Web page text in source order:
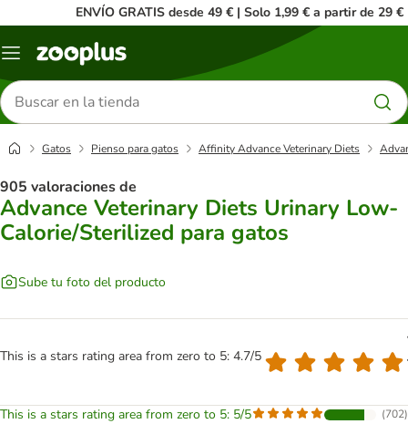
ENVÍO GRATIS desde 49 € | Solo 1,99 € a partir de 29 €
Menú
Buscar
productos
Gatos Pienso para gatos Affinity Advance Veterinary Diets
905 valoraciones de
Advance Veterinary Diets Urinary Low-
Calorie/Sterilized para gatos
Sube tu foto del producto
This is a stars rating area from zero to 5: 4.7/5
This is a stars rating area from zero to 5: 5/5 (702)